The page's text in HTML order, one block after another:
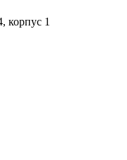
корпус 1